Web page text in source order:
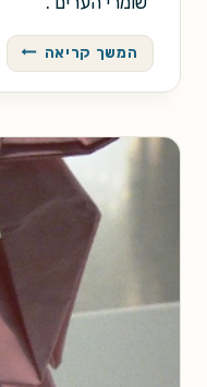
המשך קריאה מים
בטעם
אבק